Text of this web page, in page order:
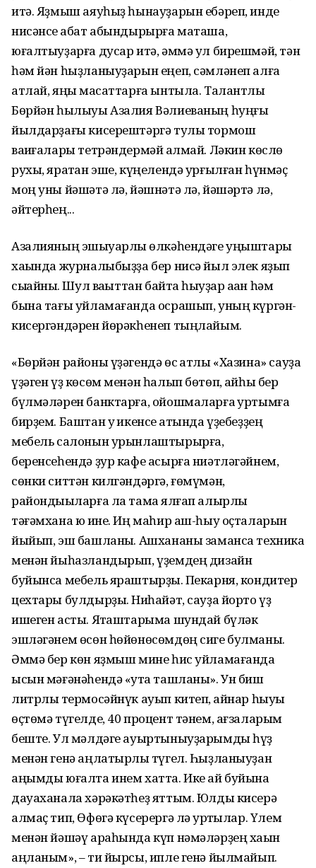
итә. Яҙмыш аяуһыҙ һынауҙарын ебәреп, инде
нисәнсе ҡабат абындырырға маташа,
юғалтыуҙарға дусар итә, әммә ул бирешмәй, тән
һәм йән һыҙланыуҙарын еңеп, сәмләнеп алға
атлай, яңы маҡсаттарға ынтыла. Талантлы
Бөрйән һылыуы Азалия Вәлиеваның һуңғы
йылдарҙағы кисерештәргә тулы тормош
ваҡиғалары тетрәндермәй ҡалмай. Ләкин көслө
рухы, яратҡан эше, күңелендә урғылған һүнмәҫ
моң уны йәшәтә лә, йәшнәтә лә, йәшәртә лә,
әйтерһең...
Азалияның эшҡыуарлыҡ өлкәһендәге уңыштары
хаҡында журналыбыҙҙа бер нисә йыл элек яҙып
сыҡҡайныҡ. Шул ваҡыттан байтаҡ һыуҙар аҡҡан һәм
бына тағы уйламағанда осрашып, уның күргән-
кисергәндәрен йөрәкһенеп тыңлайым.
«Бөрйән районы үҙәгендә өс ҡатлы «Хазина» сауҙа
үҙәген үҙ көсөм менән һалып бөтөп, ҡайһы бер
бүлмәләрен банктарға, ойошмаларға ҡуртымға
бирҙем. Баштан уҡ икенсе ҡатында үҙебеҙҙең
мебель салонын урынлаштырырға,
беренсеһендә ҙур кафе асырға ниәтләгәйнем,
сөнки ситтән килгәндәргә, ғөмүмән,
райондыҡыларға ла тамаҡ ялғап алырлыҡ
тәғәмхана юҡ ине. Иң маһир аш-һыу оҫталарын
йыйып, эш башланыҡ. Ашхананы заманса техника
менән йыһазландырып, үҙемдең дизайн
буйынса мебель яраштырҙыҡ. Пекарня, кондитер
цехтары булдырҙыҡ. Ниһайәт, сауҙа йорто үҙ
ишеген асты. Яҡташтарыма шундай бүләк
эшләгәнем өсөн һөйөнөсөмдөң сиге булманы.
Әммә бер көн яҙмыш мине һис уйламағанда
ысын мәғәнәһендә «утҡа ташланы». Ун биш
литрлыҡ термосәйнүк ауып китеп, ҡайнар һыуы
өҫтөмә түгелде, 40 процент тәнем, ағзаларым
беште. Ул мәлдәге ауыртыныуҙарымды һүҙ
менән генә аңлатырлыҡ түгел. Һыҙланыуҙан
аңымды юғалта инем хатта. Ике ай буйына
дауаханала хәрәкәтһеҙ яттым. Юлды кисерә
алмаҫ тип, Өфөгә күсерергә лә ҡурҡтылар. Үлем
менән йәшәү араһында күп нәмәләрҙең хаҡын
аңланым», – ти йырсы, ипле генә йылмайып.